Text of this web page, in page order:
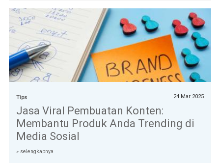
Tips 24 Mar 2025
Jasa Viral Pembuatan Konten:
Membantu Produk Anda Trending di
Media Sosial
» selengkapnya